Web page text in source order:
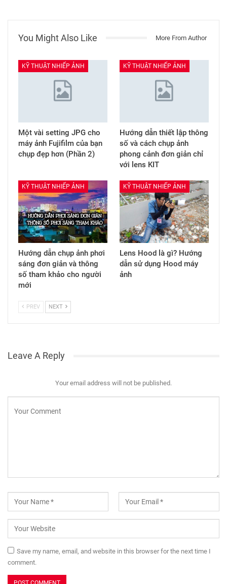
You Might Also Like More From Author
KỸ THUẬT NHIẾP ẢNH
Một vài setting JPG cho
máy ảnh Fujifilm của bạn
chụp đẹp hơn (Phần 2)
KỸ THUẬT NHIẾP ẢNH
Hướng dẫn thiết lập thông
số và cách chụp ảnh
phong cảnh đơn giản chỉ
với lens KIT
KỸ THUẬT NHIẾP ẢNH
Hướng dẫn chụp ảnh phơi
sáng đơn giản và thông
số tham khảo cho người
mới
KỸ THUẬT NHIẾP ẢNH
Lens Hood là gì? Hướng
dẫn sử dụng Hood máy
ảnh
PREV NEXT
Leave A Reply
Your email address will not be published.
Save my name, email, and website in this browser for the next time I
comment.